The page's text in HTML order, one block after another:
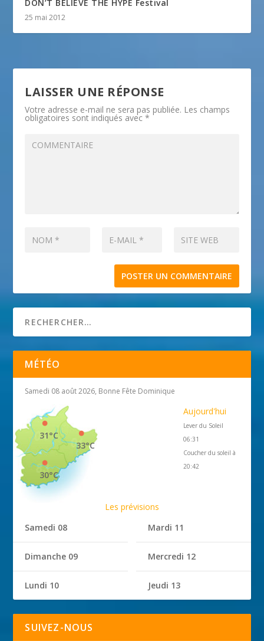
DON’T BELIEVE THE HYPE Festival
25 mai 2012
LAISSER UNE RÉPONSE
Votre adresse e-mail ne sera pas publiée. Les champs
obligatoires sont indiqués avec*
MÉTÉO
Samedi 08 août 2026, Bonne Fête Dominique
33°C
31°C
30°C
Aujourd'hui
Lever du Soleil
06:31
Coucher du soleil à
20:42
Les prévisions
Samedi 08
Dimanche 09
Lundi 10
Mardi 11
Mercredi 12
Jeudi 13
SUIVEZ-NOUS